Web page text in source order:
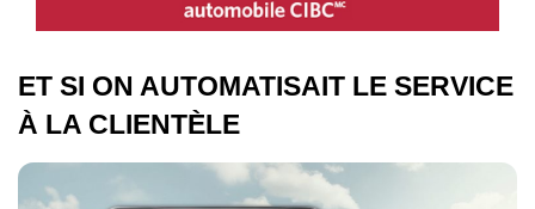
ET SI ON AUTOMATISAIT LE SERVICE
À LA CLIENTÈLE